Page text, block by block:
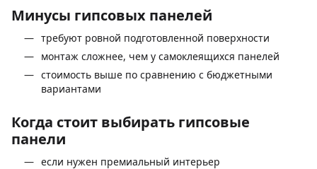
Минусы гипсовых панелей
требуют ровной подготовленной поверхности
монтаж сложнее, чем у самоклеящихся панелей
стоимость выше по сравнению с бюджетными
вариантами
Когда стоит выбирать гипсовые
панели
если нужен премиальный интерьер